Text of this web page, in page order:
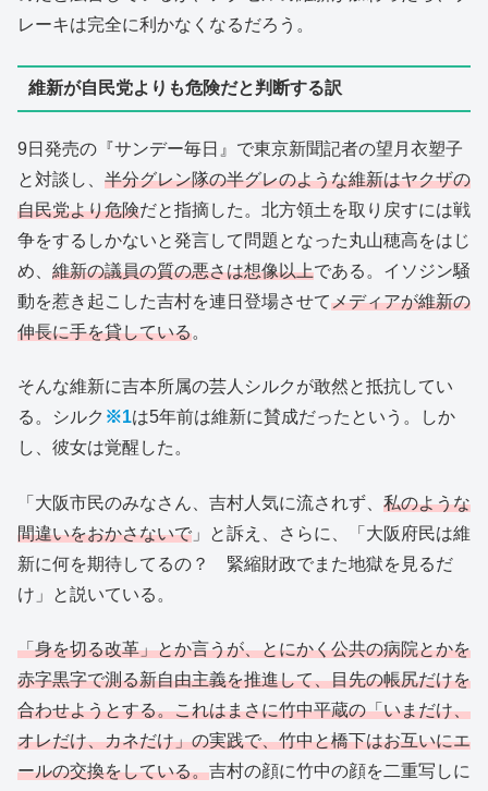
レーキは完全に利かなくなるだろう。
維新が自民党よりも危険だと判断する訳
9日発売の『サンデー毎日』で東京新聞記者の望月衣塑子
と対談し、 半分グレン隊の半グレのような維新はヤクザの
自民党より危険だと指摘した。北方領土を取り戻すには戦
争をするしかないと発言して問題となった丸山穂高をはじ
め、 維新の議員の質の悪さは想像以上である。イソジン騒
動を惹き起こした吉村を連日登場させてメディアが維新の
伸長に手を貸している。
そんな維新に吉本所属の芸人シルクが敢然と抵抗してい
る。シルク ※1は5年前は維新に賛成だったという。しか
し、彼女は覚醒した。
「大阪市民のみなさん、吉村人気に流されず、 私のような
間違いをおかさないで 」と訴え、さらに、「大阪府民は維
新に何を期待してるの？ 緊縮財政でまた地獄を見るだ
け」と説いている。
「身を切る改革」とか言うが、とにかく公共の病院とかを
赤字黒字で測る新自由主義を推進して、目先の帳尻だけを
合わせようとする。これはまさに竹中平蔵の「いまだけ、
オレだけ、カネだけ」の実践で、竹中と橋下はお互いにエ
ールの交換をしている。吉村の顔に竹中の顔を二重写しに